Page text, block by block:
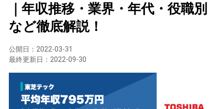
｜年収推移・業界・年代・役職別
など徹底解説！
公開日： 2022-03-31
最終更新日： 2022-09-30